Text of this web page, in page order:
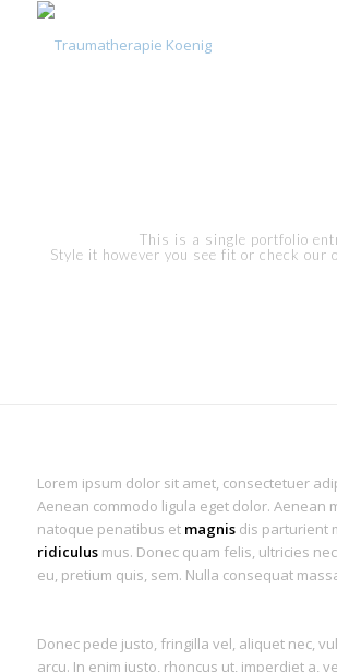
This is a single portfolio
Style it however you see fit or check our
Lorem ipsum dolor sit amet, consectetuer
Aenean commodo ligula eget dolor. Aenean
natoque penatibus et magnisdis parturient
ridiculusmus. Donec quam felis, ultricies
eu, pretium quis, sem. Nulla consequat
Donec pede justo, fringilla vel, aliquet nec,
arcu. In enim justo, rhoncus ut, imperdiet a,